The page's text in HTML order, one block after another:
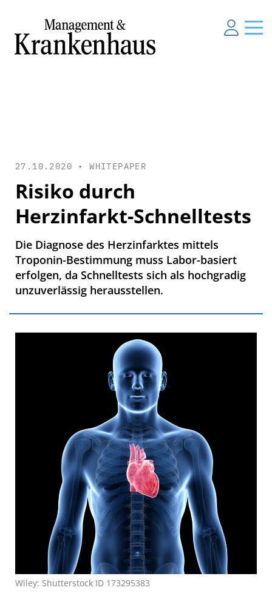
27.10.2020 •WHITEPAPER
Risiko durch
Herzinfarkt-Schnelltests
Die Diagnose des Herzinfarktes mittels
Troponin-Bestimmung muss Labor-basiert
erfolgen, da Schnelltests sich als hochgradig
unzuverlässig herausstellen.
Wiley: Shutterstock ID 173295383